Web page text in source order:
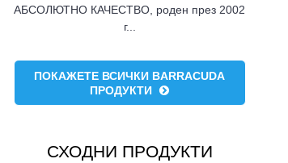
АБСОЛЮТНО КАЧЕСТВО, роден през 2002
г...
ПОКАЖЕТЕ ВСИЧКИ BARRACUDA
ПРОДУКТИ
СХОДНИ ПРОДУКТИ